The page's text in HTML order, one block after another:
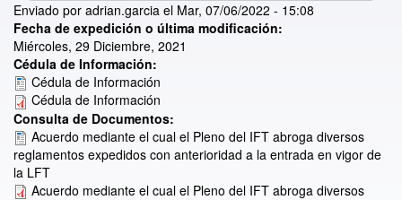
Enviado por adrian.garcia el Mar, 07/06/2022 - 15:08
Fecha de expedición o última modificación:
Miércoles, 29 Diciembre, 2021
Cédula de Información:
Cédula de Información
Cédula de Información
Consulta de Documentos:
Acuerdo mediante el cual el Pleno del IFT abroga diversos
reglamentos expedidos con anterioridad a la entrada en vigor de
la LFT
Acuerdo mediante el cual el Pleno del IFT abroga diversos